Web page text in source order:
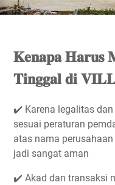
𝐊𝐞𝐧𝐚𝐩𝐚 𝐇𝐚𝐫𝐮𝐬
𝐓𝐢𝐧𝐠𝐠𝐚𝐥 𝐝𝐢
✔️ Karena legalitas
sesuai peraturan
atas nama
jadi sangat aman
✔️ Akad dan transaksi